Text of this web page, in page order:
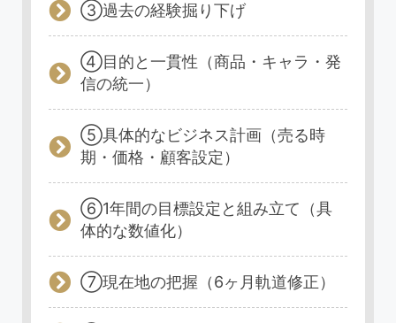
③過去の経験掘り下げ
④目的と一貫性（商品・キャラ・発
信の統一）
⑤具体的なビジネス計画（売る時
期・価格・顧客設定）
⑥1年間の目標設定と組み立て（具
体的な数値化）
⑦現在地の把握（6ヶ月軌道修正）